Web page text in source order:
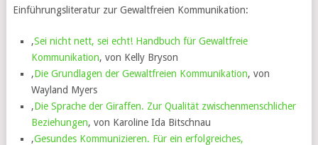
Einführungsliteratur zur Gewaltfreien Kommunikation:
‚Sei nicht nett, sei echt! Handbuch für Gewaltfreie
Kommunikation‚ von Kelly Bryson
‚Die Grundlagen der Gewaltfreien Kommunikation‚ von
Wayland Myers
‚Die Sprache der Giraffen. Zur Qualität zwischenmenschlicher
Beziehungen‚ von Karoline Ida Bitschnau
‚Gesundes Kommunizieren. Für ein erfolgreiches,